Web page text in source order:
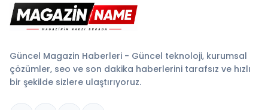
Güncel Magazin Haberleri - Güncel teknoloji, kurumsal
çözümler, seo ve son dakika haberlerini tarafsız ve hızlı
bir şekilde sizlere ulaştırıyoruz.